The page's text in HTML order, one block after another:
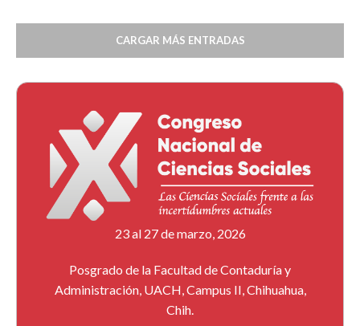
CARGAR MÁS ENTRADAS
23 al 27 de marzo, 2026
Posgrado de la Facultad de Contaduría y
Administración, UACH, Campus II, Chihuahua,
Chih.